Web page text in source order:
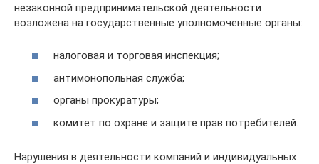
незаконной предпринимательской деятельности
возложена на государственные уполномоченные органы:
налоговая и торговая инспекция;
антимонопольная служба;
органы прокуратуры;
комитет по охране и защите прав потребителей.
Нарушения в деятельности компаний и индивидуальных